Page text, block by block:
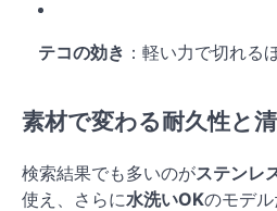
テコの効き ：軽い力で切れる
素材で変わる耐久性と
検索結果でも多いのがステンレ
使え、さらに水洗いOKのモデ